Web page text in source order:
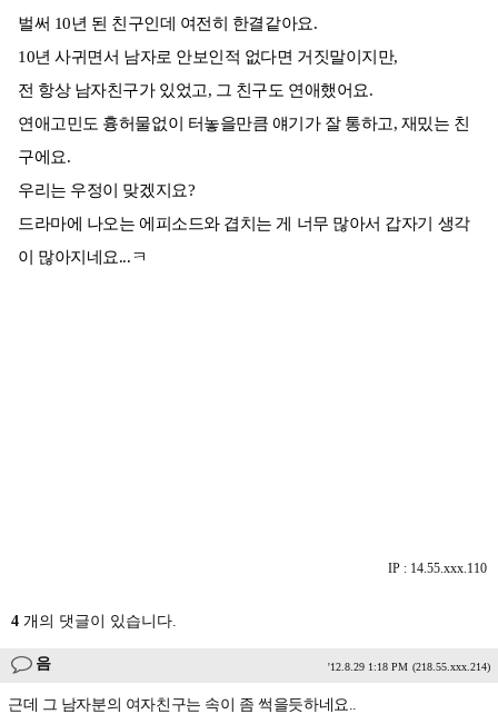
벌써 10년 된 친구인데 여전히 한결같아요.
10년 사귀면서 남자로 안보인적 없다면 거짓말이지만,
전 항상 남자친구가 있었고, 그 친구도 연애했어요.
연애고민도 흉허물없이 터놓을만큼 얘기가 잘 통하고, 재밌는 친
구에요.
우리는 우정이 맞겠지요?
드라마에 나오는 에피소드와 겹치는 게 너무 많아서 갑자기 생각
이 많아지네요...ㅋ
IP : 14.55.xxx.110
4 개의 댓글이 있습니다.
음 '12.8.29 1:18 PM (218.55.xxx.214)
근데 그 남자분의 여자친구는 속이 좀 썩을듯하네요..